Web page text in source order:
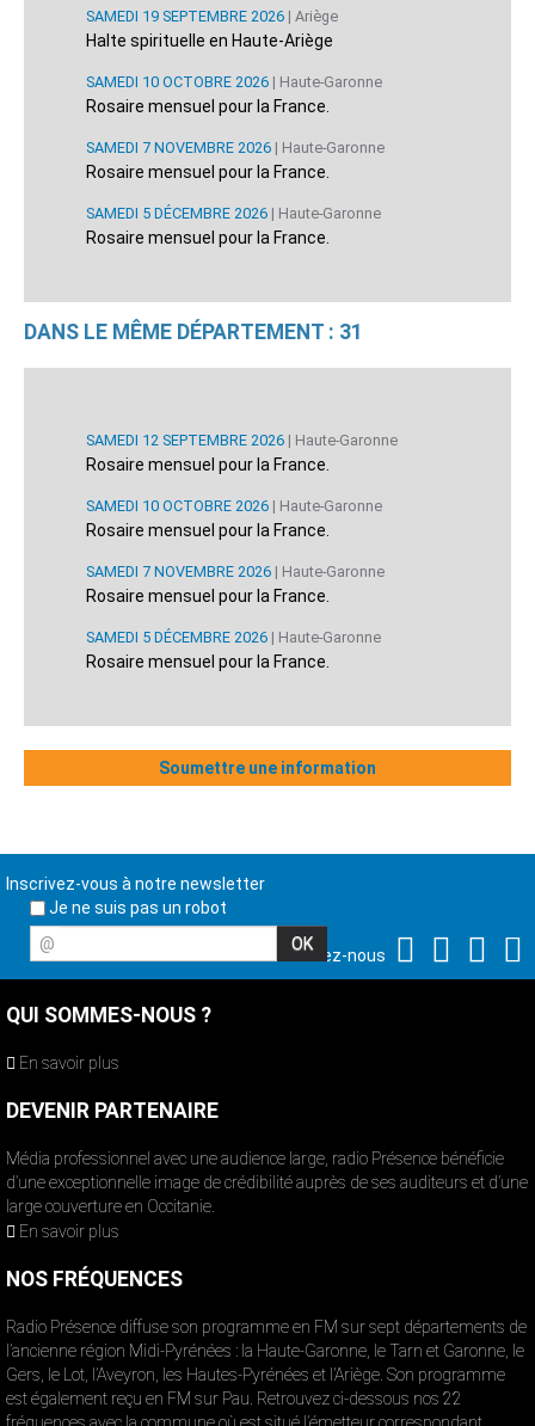
SAMEDI 19 SEPTEMBRE 2026 | Ariège
Halte spirituelle en Haute-Ariège
SAMEDI 10 OCTOBRE 2026 | Haute-Garonne
Rosaire mensuel pour la France.
SAMEDI 7 NOVEMBRE 2026 | Haute-Garonne
Rosaire mensuel pour la France.
SAMEDI 5 DÉCEMBRE 2026 | Haute-Garonne
Rosaire mensuel pour la France.
DANS LE MÊME DÉPARTEMENT : 31
SAMEDI 12 SEPTEMBRE 2026 | Haute-Garonne
Rosaire mensuel pour la France.
SAMEDI 10 OCTOBRE 2026 | Haute-Garonne
Rosaire mensuel pour la France.
SAMEDI 7 NOVEMBRE 2026 | Haute-Garonne
Rosaire mensuel pour la France.
SAMEDI 5 DÉCEMBRE 2026 | Haute-Garonne
Rosaire mensuel pour la France.
Soumettre une information
Inscrivez-vous à notre newsletter
Je ne suis pas un robot
@
Suivez-nous
QUI SOMMES-NOUS ?
En savoir plus
DEVENIR PARTENAIRE
Média professionnel avec une audience large, radio Présence bénéficie
d’une exceptionnelle image de crédibilité auprès de ses auditeurs et d’une
large couverture en Occitanie.
En savoir plus
NOS FRÉQUENCES
Radio Présence diffuse son programme en FM sur sept départements de
l’ancienne région Midi-Pyrénées : la Haute-Garonne, le Tarn et Garonne, le
Gers, le Lot, l’Aveyron, les Hautes-Pyrénées et l’Ariège. Son programme
est également reçu en FM sur Pau. Retrouvez ci-dessous nos 22